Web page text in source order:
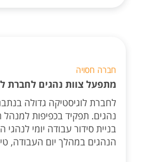
חברה חסויה
מתפעל צוות נהגים לחברת
לחברת לוגיסטיקה גדולה
נהגים. תפקיד בכפיפות
בניית סידור עבודה יומי
הנהגים במהלך יום העבודה,